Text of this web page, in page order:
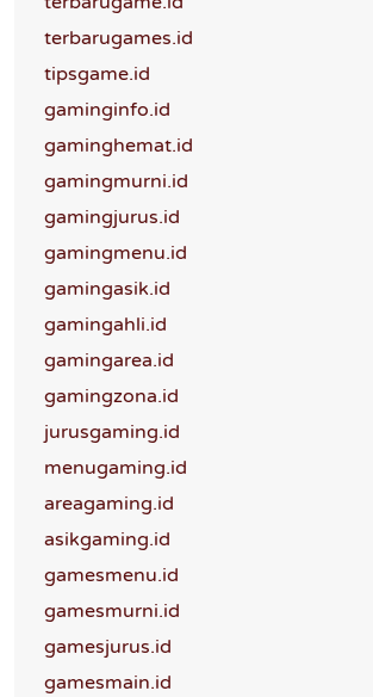
terbarugames.id
tipsgame.id
gaminginfo.id
gaminghemat.id
gamingmurni.id
gamingjurus.id
gamingmenu.id
gamingasik.id
gamingahli.id
gamingarea.id
gamingzona.id
jurusgaming.id
menugaming.id
areagaming.id
asikgaming.id
gamesmenu.id
gamesmurni.id
gamesjurus.id
gamesmain.id